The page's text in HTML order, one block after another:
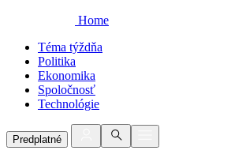
Home
Téma týždňa
Politika
Ekonomika
Spoločnosť
Technológie
Predplatné